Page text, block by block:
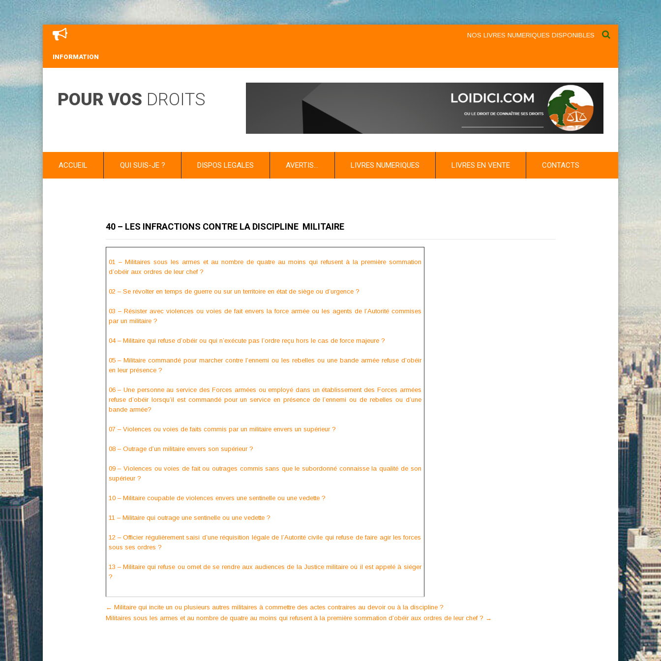
INFORMATION
NOS LIVRES NUMERIQUES DISPONIBLES AU NIVEAU DU MENU
POUR VOS DROITS
ACCUEIL QUI SUIS-JE ? DISPOS LEGALES AVERTIS… LIVRES NUMERIQUES LIVRES EN VENTE CONTACTS
40 – LES INFRACTIONS CONTRE LA DISCIPLINE MILITAIRE
01 – Militaires sous les armes et au nombre de quatre au moins qui refusent à la première sommation
d’obéir aux ordres de leur chef ?
02 – Se révolter en temps de guerre ou sur un territoire en état de siège ou d’urgence ?
03 – Résister avec violences ou voies de fait envers la force armée ou les agents de l’Autorité commises
par un militaire ?
04 – Militaire qui refuse d’obéir ou qui n’exécute pas l’ordre reçu hors le cas de force majeure ?
05 – Militaire commandé pour marcher contre l’ennemi ou les rebelles ou une bande armée refuse d’obéir
en leur présence ?
06 – Une personne au service des Forces armées ou employé dans un établissement des Forces armées
refuse d’obéir lorsqu’il est commandé pour un service en présence de l’ennemi ou de rebelles ou d’une
bande armée?
07 – Violences ou voies de faits commis par un militaire envers un supérieur ?
08 – Outrage d’un militaire envers son supérieur ?
09 – Violences ou voies de fait ou outrages commis sans que le subordonné connaisse la qualité de son
supérieur ?
10 – Militaire coupable de violences envers une sentinelle ou une vedette ?
11 – Militaire qui outrage une sentinelle ou une vedette ?
12 – Officier régulièrement saisi d’une réquisition légale de l’Autorité civile qui refuse de faire agir les forces
sous ses ordres ?
13 – Militaire qui refuse ou omet de se rendre aux audiences de la Justice militaire où il est appelé à siéger
?
Post
navigation
← Militaire qui incite un ou plusieurs autres militaires à commettre des actes contraires au devoir ou à la discipline ?
Militaires sous les armes et au nombre de quatre au moins qui refusent à la première sommation d’obéir aux ordres de leur chef ? →